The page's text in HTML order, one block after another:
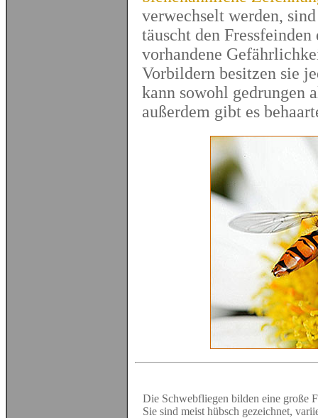
verwechselt werden,
täuscht den
vorhandene
Vorbildern besitzen sie
kann sowohl gedrungen
außerdem gibt es
Die Schwebfliegen bilden eine große
Sie sind meist hübsch gezeichnet,